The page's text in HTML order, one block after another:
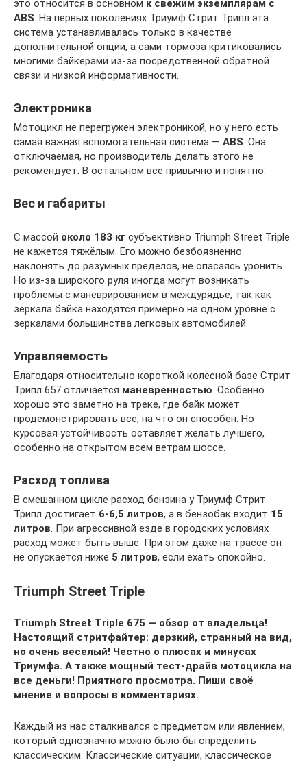
это относится в основном к свежим экземплярам с
ABS. На первых поколениях Триумф Стрит Трипл эта
система устанавливалась только в качестве
дополнительной опции, а сами тормоза критиковались
многими байкерами из-за посредственной обратной
связи и низкой информативности.
Электроника
Мотоцикл не перегружен электроникой, но у него есть
самая важная вспомогательная система — ABS. Она
отключаемая, но производитель делать этого не
рекомендует. В остальном всё привычно и понятно.
Вес и габариты
С массой около 183 кг субъективно Triumph Street Triple
не кажется тяжёлым. Его можно безбоязненно
наклонять до разумных пределов, не опасаясь уронить.
Но из-за широкого руля иногда могут возникать
проблемы с маневрированием в междурядье, так как
зеркала байка находятся примерно на одном уровне с
зеркалами большинства легковых автомобилей.
Управляемость
Благодаря относительно короткой колёсной базе Стрит
Трипл 657 отличается маневренностью. Особенно
хорошо это заметно на треке, где байк может
продемонстрировать всё, на что он способен. Но
курсовая устойчивость оставляет желать лучшего,
особенно на открытом всем ветрам шоссе.
Расход топлива
В смешанном цикле расход бензина у Триумф Стрит
Трипл достигает 6-6,5 литров, а в бензобак входит 15
литров. При агрессивной езде в городских условиях
расход может быть выше. При этом даже на трассе он
не опускается ниже 5 литров, если ехать спокойно.
Triumph Street Triple
Triumph Street Triple 675 — обзор от владельца!
Настоящий стритфайтер: дерзкий, странный на вид,
но очень веселый! Честно о плюсах и минусах
Триумфа. А также мощный тест-драйв мотоцикла на
все деньги! Приятного просмотра. Пиши своё
мнение и вопросы в комментариях.
Каждый из нас сталкивался с предметом или явлением,
который однозначно можно было бы определить
классическим. Классические ситуации, классическое